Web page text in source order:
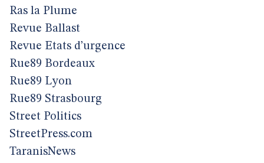
Ras la Plume
Revue Ballast
Revue Etats d’urgence
Rue89 Bordeaux
Rue89 Lyon
Rue89 Strasbourg
Street Politics
StreetPress.com
TaranisNews